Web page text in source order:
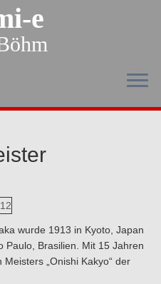
e
wurde 1913 in Kyoto, Japan
Paulo, Brasilien. Mit 15 Jahren
„Onishi Kakyo“ der